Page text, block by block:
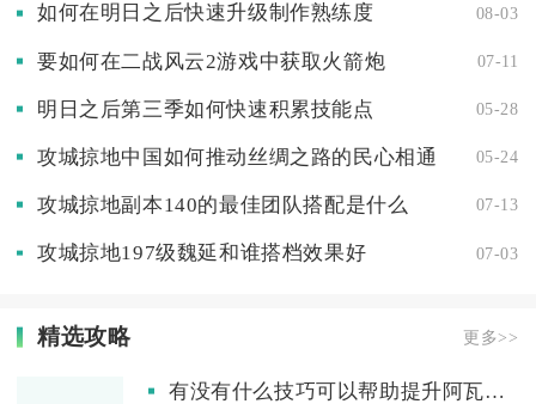
如何在明日之后快速升级制作熟练度 08-03
要如何在二战风云2游戏中获取火箭炮 07-11
明日之后第三季如何快速积累技能点 05-28
攻城掠地中国如何推动丝绸之路的民心相通 05-24
攻城掠地副本140的最佳团队搭配是什么 07-13
攻城掠地197级魏延和谁搭档效果好 07-03
精选攻略 更多>>
有没有什么技巧可以帮助提升阿瓦隆之王的加成技能点等级